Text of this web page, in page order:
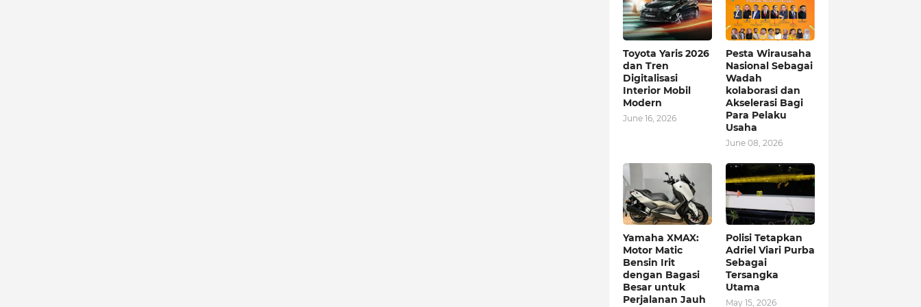
Toyota Yaris 2026
dan Tren
Digitalisasi
Interior Mobil
Modern
June 16, 2026
Pesta Wirausaha
Nasional Sebagai
Wadah
kolaborasi dan
Akselerasi Bagi
Para Pelaku
Usaha
June 08, 2026
Yamaha XMAX:
Motor Matic
Bensin Irit
dengan Bagasi
Besar untuk
Perjalanan Jauh
Polisi Tetapkan
Adriel Viari Purba
Sebagai
Tersangka
Utama
May 15, 2026